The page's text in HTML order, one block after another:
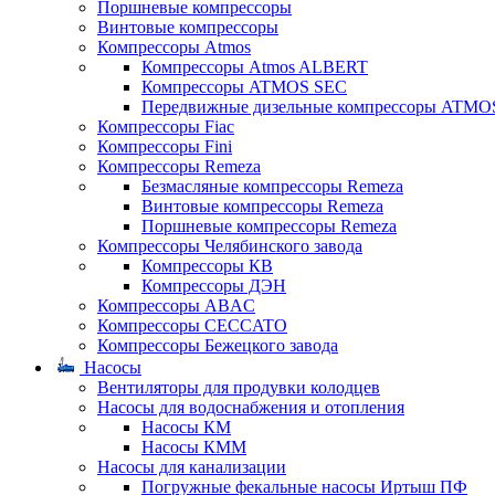
Поршневые компрессоры
Винтовые компрессоры
Компрессоры Atmos
Компрессоры Atmos ALBERT
Компрессоры ATMOS SEC
Передвижные дизельные компрессоры
Компрессоры Fiac
Компрессоры Fini
Компрессоры Remeza
Безмасляные компрессоры Remeza
Винтовые компрессоры Remeza
Поршневые компрессоры Remeza
Компрессоры Челябинского завода
Компрессоры КВ
Компрессоры ДЭН
Компрессоры ABAC
Компрессоры CECCATO
Компрессоры Бежецкого завода
Насосы
Вентиляторы для продувки колодцев
Насосы для водоснабжения и отопления
Насосы КМ
Насосы КММ
Насосы для канализации
Погружные фекальные насосы Иртыш ПФ